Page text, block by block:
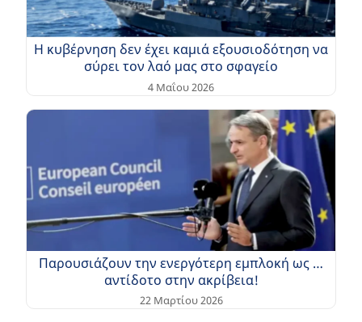
Η κυβέρνηση δεν έχει καμιά εξουσιοδότηση να
σύρει τον λαό μας στο σφαγείο
4 Μαΐου 2026
Παρουσιάζουν την ενεργότερη εμπλοκή ως …
αντίδοτο στην ακρίβεια!
22 Μαρτίου 2026